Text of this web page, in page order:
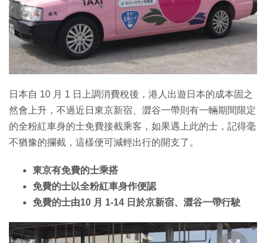
特集
日本自 10 月 1 日上調消費稅後，港人出遊日本的成本固之
然會上升，不過近日東京新宿、澀谷一帶則有一輛期間限定
的全粉紅車身的士免費接截乘客，如果遇上此的士，記得毫
不猶豫的攔截，這樣便可減輕出行的開支了。
東京有免費的士乘搭
免費的士以全粉紅車身作便認
免費的士由10 月 1-14 日於京新宿、澀谷一帶行駛